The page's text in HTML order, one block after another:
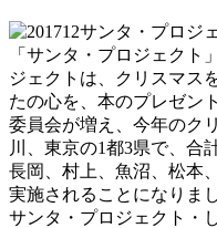
「サンタ・プロジェクト
ジェクトは、クリスマス
たの心を、本のプレゼン
委員会が増え、今年のク
川、東京の1都3県で、合
長岡、村上、魚沼、松本
実施されることになりまし
サンタ・プロジェクト・